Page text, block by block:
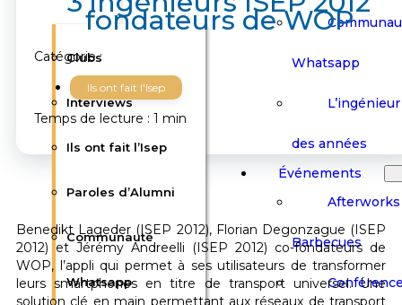
Clubs
Interviews
Ils ont fait l’Isep
Paroles d’Alumni
Communauté
Whatsapp
Whatsapp
des années
Événements
Afterworks
Barbecues
fondateurs de WOP
Catégorie :
Ils ont fait l'Isep
Temps de lecture : 1 min
Benedikt Lageder (ISEP 2012), Florian Degonzague (ISEP
2012) et Jérémy Andreelli (ISEP 2012) co-fondateurs de
WOP, l’appli qui permet à ses utilisateurs de transformer
leurs smartphones en titre de transport universel. Une
solution clé en main permettant aux réseaux de transport